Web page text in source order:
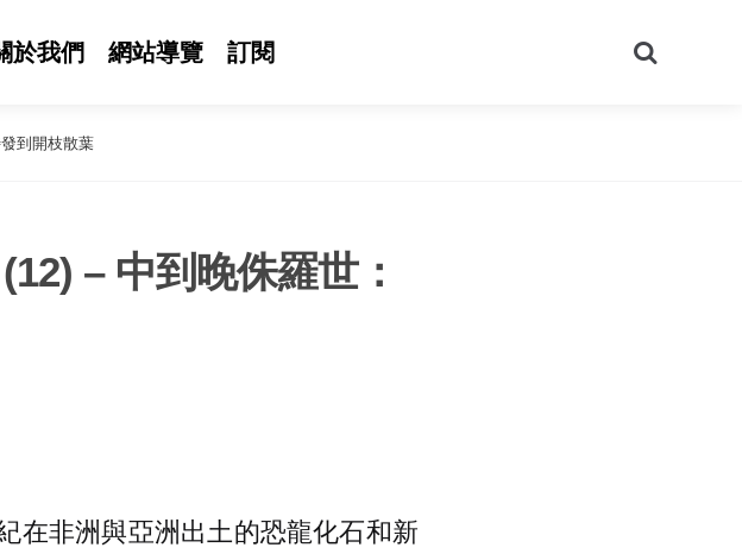
於我們 網站導覽 訂閱
尋
到開枝散葉
– 中到晚侏羅世：
在非洲與亞洲出土的恐龍化石和新